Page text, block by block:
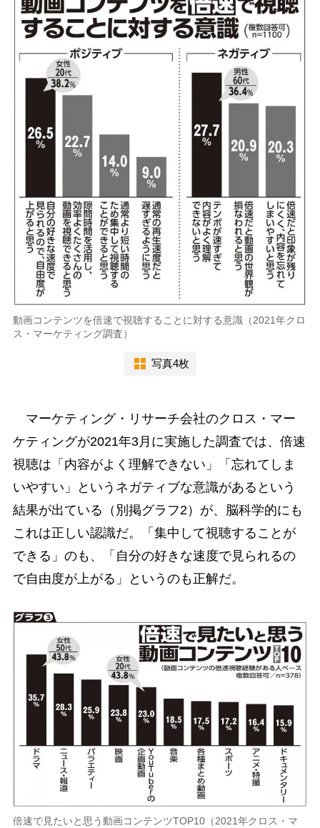
動画コンテンツを倍速で視聴することに対する意識（2021年クロ
ス・マーケティング調査）
写真4枚
マーケティング・リサーチ会社のクロス・マー
ケティングが2021年3月に実施した調査では、倍速
視聴は「内容がよく理解できない」「忘れてしま
いやすい」というネガティブな意識があるという
結果が出ている（別掲グラフ2）が、脳科学的にも
これは正しい認識だ。「集中して視聴することが
できる」のも、「自分の好きな速度で見られるの
で自由度が上がる」というのも正解だ。
倍速で見たいと思う動画コンテンツTOP10（2021年クロス・マ